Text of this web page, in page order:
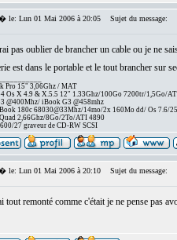
le: Lun 01 Mai 2006 à 20:05 Sujet du message:
pas oublier de brancher un cable ou je ne
est dans le portable et le tout brancher sur
Pro 15" 3,06Ghz / MAT
Os X 4.9 & X.5.5 12" 1.33Ghz/100Go 7200tr/1,5Go/
@400Mhz/ iBook G3 @458mhz
180c 68030@33Mhz/14mo/2x 160Mo dd/ Os 7.6/
2,66Ghz/8Go/2To/ATI 4890
27 graveur de CD-RW SCSI
le: Lun 01 Mai 2006 à 20:10 Sujet du message:
tout remonté comme c'était je ne pense pas